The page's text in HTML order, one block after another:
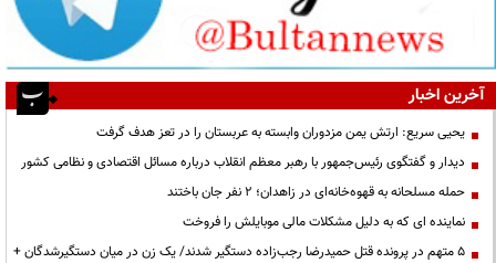
آخرین اخبار
یحیی سریع: ارتش یمن مزدوران وابسته به عربستان را در تعز هدف گرفت
دیدار و گفتگوی رئیس‌جمهور با رهبر معظم انقلاب درباره مسائل اقتصادی و نظامی کشور
حمله مسلحانه به قهوه‌خانه‌ای در زاهدان؛ ۲ نفر جان باختند
نماینده ای که به دلیل مشکلات مالی موبایلش را فروخت
۵ متهم در پرونده قتل حمیدرضا رجب‌زاده دستگیر شدند/ یک زن در میان دستگیرشدگان +